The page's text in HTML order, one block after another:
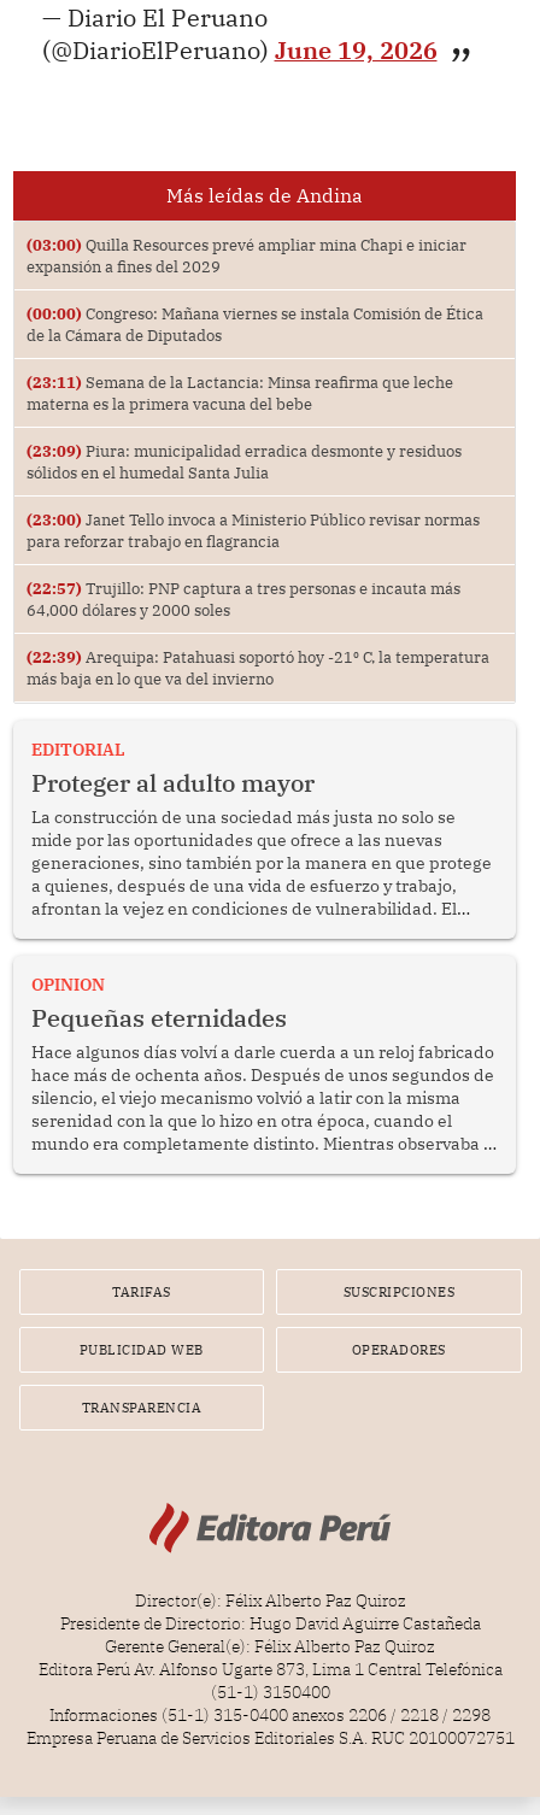
— Diario El Peruano
(@DiarioElPeruano) June 19, 2026
Más leídas de Andina
(03:00) Quilla Resources prevé ampliar mina Chapi e iniciar
expansión a fines del 2029
(00:00) Congreso: Mañana viernes se instala Comisión de Ética
de la Cámara de Diputados
(23:11) Semana de la Lactancia: Minsa reafirma que leche
materna es la primera vacuna del bebe
(23:09) Piura: municipalidad erradica desmonte y residuos
sólidos en el humedal Santa Julia
(23:00) Janet Tello invoca a Ministerio Público revisar normas
para reforzar trabajo en flagrancia
(22:57) Trujillo: PNP captura a tres personas e incauta más
64,000 dólares y 2000 soles
(22:39) Arequipa: Patahuasi soportó hoy -21⁰ C, la temperatura
más baja en lo que va del invierno
EDITORIAL
Proteger al adulto mayor
La construcción de una sociedad más justa no solo se
mide por las oportunidades que ofrece a las nuevas
generaciones, sino también por la manera en que protege
a quienes, después de una vida de esfuerzo y trabajo,
afrontan la vejez en condiciones de vulnerabilidad. El
bimestrales el subsidio que reciben los beneficiarios del
reflexionar sobre la importancia de fortalecer las políticas
públicas dirigidas a los adultos mayores en pobreza.
OPINION
Pequeñas eternidades
Hace algunos días volví a darle cuerda a un reloj fabricado
hace más de ochenta años. Después de unos segundos de
silencio, el viejo mecanismo volvió a latir con la misma
serenidad con la que lo hizo en otra época, cuando el
mundo era completamente distinto. Mientras observaba el
TARIFAS SUSCRIPCIONES
PUBLICIDAD WEB OPERADORES
TRANSPARENCIA
Director(e): Félix Alberto Paz Quiroz
Presidente de Directorio: Hugo David Aguirre Castañeda
Gerente General(e): Félix Alberto Paz Quiroz
Editora Perú Av. Alfonso Ugarte 873, Lima 1 Central Telefónica
(51-1) 3150400
Informaciones (51-1) 315-0400 anexos 2206 / 2218 / 2298
Empresa Peruana de Servicios Editoriales S.A. RUC 20100072751